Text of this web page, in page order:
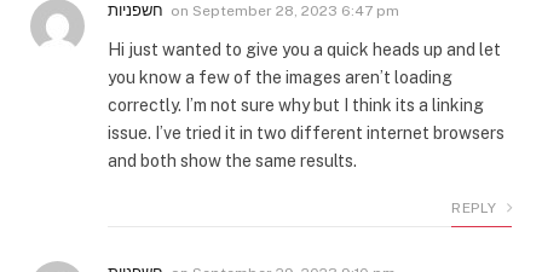
חשפניות on September 28, 2023 6:47 pm
Hi just wanted to give you a quick heads up and let
you know a few of the images aren’t loading
correctly. I’m not sure why but I think its a linking
issue. I’ve tried it in two different internet browsers
and both show the same results.
REPLY